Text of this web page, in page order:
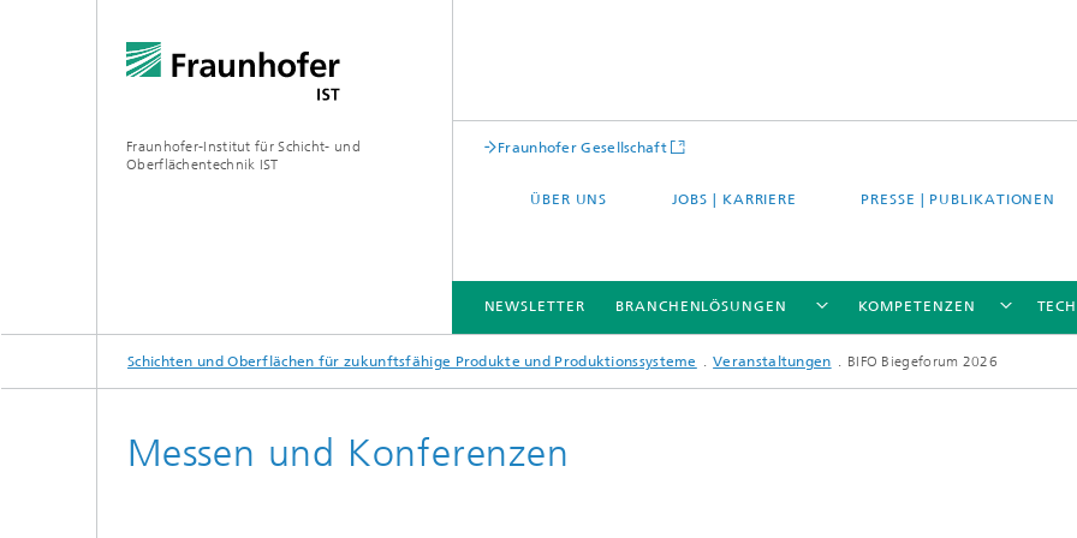
Fraunhofer-Institut für Schicht- und
Oberflächentechnik IST
Fraunhofer Gesellschaft
ÜBER UNS JOBS | KARRIERE PRESSE | PUBLIKATIONEN
NEWSLETTER BRANCHENLÖSUNGEN
BRANCHENLÖSUNGEN
KOMPETENZEN
KOMPETENZEN
TECHNOLOGIEN
ZUSAMMENARBEIT
Schichten und Oberflächen für zukunftsfähige Produkte und Produktionssysteme Veranstaltungen BIFO Biegeforum 2026
Messen und Konferenzen